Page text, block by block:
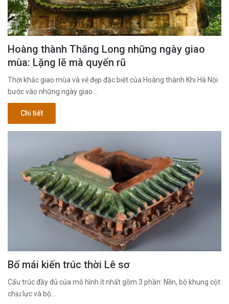
Hoàng thành Thăng Long những ngày giao
mùa: Lặng lẽ mà quyến rũ
Thời khắc giao mùa và vẻ đẹp đặc biệt của Hoàng thành Khi Hà Nội
bước vào những ngày giao…
Chi tiết
Bố mái kiến trúc thời Lê sơ
Cấu trúc đầy đủ của mô hình ít nhất gồm 3 phần: Nền, bộ khung cột
chịu lực và bộ…